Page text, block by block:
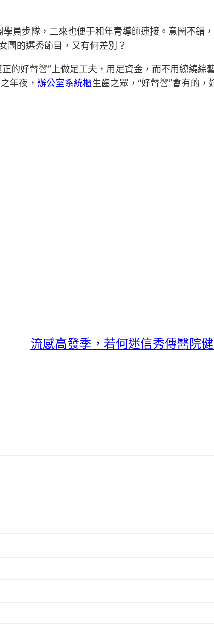
員步隊，二來也便于和年青導師連接。意圖不錯
團的選秀節目，又有何差別？
的好聲響”上做足工夫，用足資金，而不用繚繞綜
年夜， 辦公室系統櫃生齒之眾，“好聲響”會有的，
流感高發季，若何迷信秀傳醫院